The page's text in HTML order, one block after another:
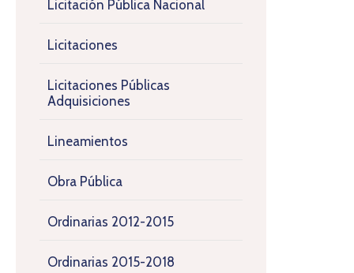
Licitación Pública Nacional
Licitaciones
Licitaciones Públicas
Adquisiciones
Lineamientos
Obra Pública
Ordinarias 2012-2015
Ordinarias 2015-2018